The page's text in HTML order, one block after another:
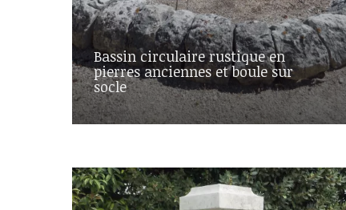
Bassin circulaire rustique en
pierres anciennes et boule sur
socle